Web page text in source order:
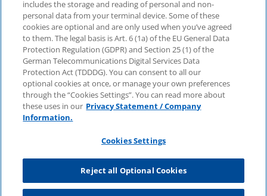
Überblick
Medien
KPMG VideoIn
neuer
Registerkarte
oder
neuem
Fenster
öffnen
Pressemitteilungen
Pressekontakt
Newsletter im Überblick
window
window
window
window
© 2025 KPMG AG Wirtschaftsprüfungsgesellschaft,
eine Aktiengesellschaft nach deutschem Recht und ein
Mitglied der globalen KPMG-Organisation
unabhängiger Mitgliedsfirmen, die KPMG International
Guarantee, angeschlossen sind. Alle Rechte
Für weitere Einzelheiten über die Struktur der globalen
Organisation von KPMG besuchen Sie bitte
https://home.kpmg/governance.
includes the storage and reading of personal and non-
personal data from your terminal device. Some of these
cookies are optional and are only used when you’ve agreed
to them. The legal basis is Art. 6 (1a) of the EU General Data
Protection Regulation (GDPR) and Section 25 (1) of the
German Telecommunications Digital Services Data
Protection Act (TDDDG). You can consent to all our
optional cookies at once, or manage your own preferences
through the “Cookies Settings”. You can read more about
these uses in our Privacy Statement / Company
Information.
Cookies Settings
Reject all Optional Cookies